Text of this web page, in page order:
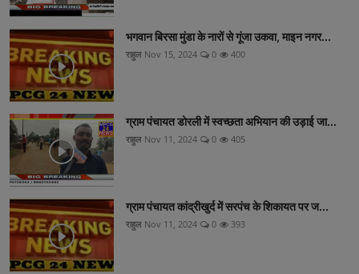
भगवान बिरसा मुंडा के नारों से गूंजा उकवा, माइन नगर...
राहुल Nov 15, 2024 0 400
ग्राम पंचायत डोरली में स्वच्छता अभियान की उड़ाई जा...
राहुल Nov 11, 2024 0 405
ग्राम पंचायत कांद्रीखुर्द में सरपंच के शिकायत पर ज...
राहुल Nov 11, 2024 0 393